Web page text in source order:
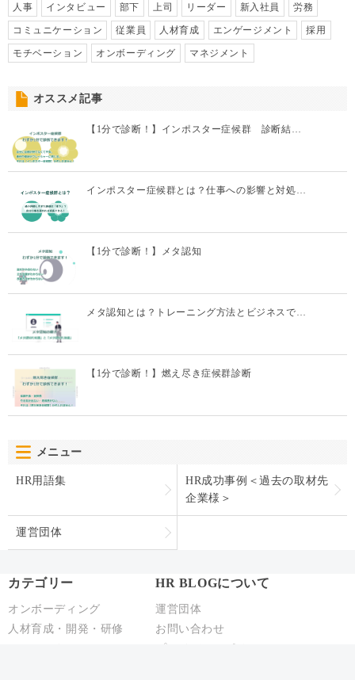
人事 インタビュー 部下 上司 リーダー 新入社員 労務
コミュニケーション 従業員 人材育成 エンゲージメント 採用
モチベーション オンボーディング マネジメント
オススメ記事
【1分で診断！】インポスター症候群 診断結…
インポスター症候群とは？仕事への影響と対処…
【1分で診断！】メタ認知
メタ認知とは？トレーニング方法とビジネスで…
【1分で診断！】燃え尽き症候群診断
メニュー
HR用語集
HR成功事例＜過去の取材先
企業様＞
運営団体
カテゴリー
オンボーディング
人材育成・開発・研修
HR BLOGについて
運営団体
お問い合わせ